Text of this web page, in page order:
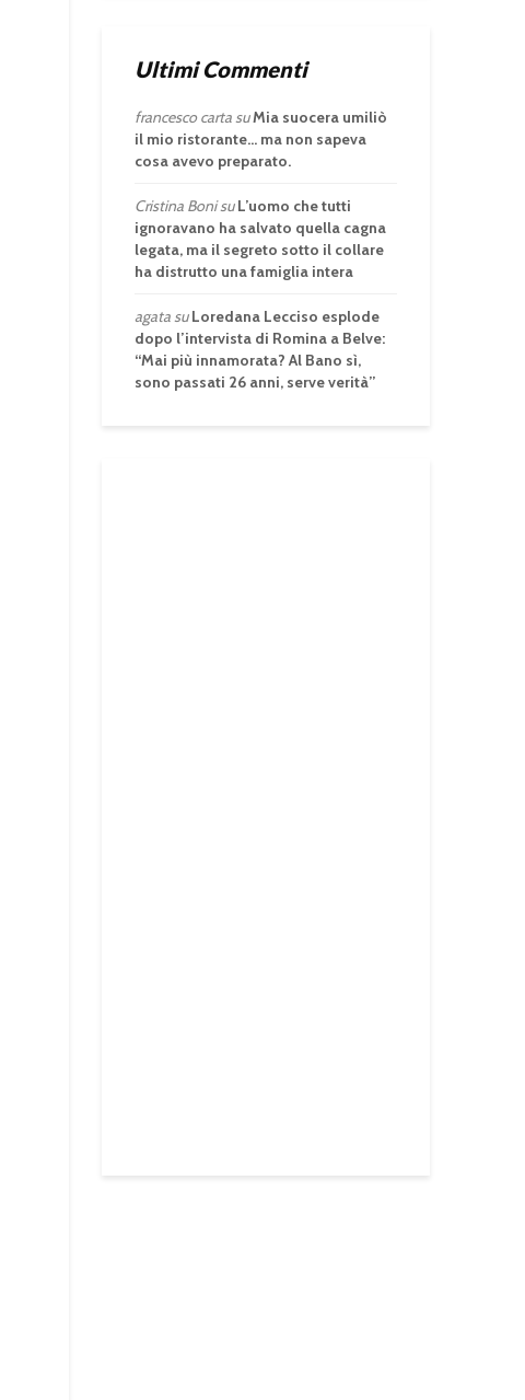
Ultimi Commenti
francesco cartasuMia suocera umiliò
il mio ristorante… ma non sapeva
cosa avevo preparato.
Cristina BonisuL’uomo che tutti
ignoravano ha salvato quella cagna
legata, ma il segreto sotto il collare
ha distrutto una famiglia intera
agatasuLoredana Lecciso esplode
dopo l’intervista di Romina a Belve:
“Mai più innamorata? Al Bano sì,
sono passati 26 anni, serve verità”